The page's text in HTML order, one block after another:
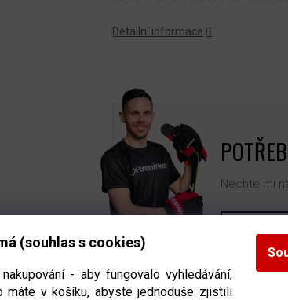
(souhlas s cookies)
- aby fungovalo vyhledávání,
máte v košíku, abyste jednoduše zjistili
Detailní informace
Daniel Višňák
Nechte mi